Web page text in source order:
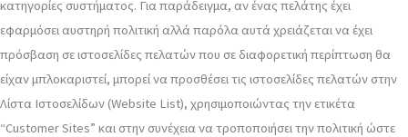
κατηγορίες συστήματος. Για παράδειγμα, αν ένας πελάτης έχει
εφαρμόσει αυστηρή πολιτική αλλά παρόλα αυτά χρειάζεται να έχει
πρόσβαση σε ιστοσελίδες πελατών που σε διαφορετική περίπτωση θα
είχαν μπλοκαριστεί, μπορεί να προσθέσει τις ιστοσελίδες πελατών στην
Λίστα Ιστοσελίδων (Website List), χρησιμοποιώντας την ετικέτα
“Customer Sites” και στην συνέχεια να τροποποιήσει την πολιτική ώστε